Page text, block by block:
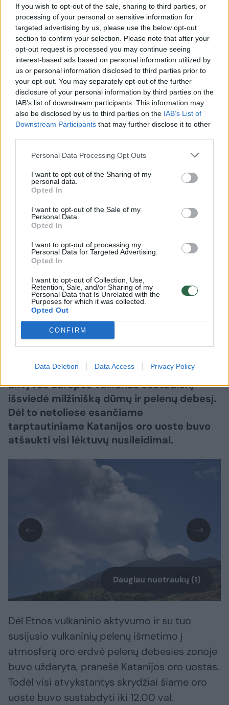
If you wish to opt-out of the sale, sharing to third parties, or
processing of your personal or sensitive information for
targeted advertising by us, please use the below opt-out
section to confirm your selection. Please note that after your
opt-out request is processed you may continue seeing
interest-based ads based on personal information utilized by
us or personal information disclosed to third parties prior to
your opt-out. You may separately opt-out of the further
disclosure of your personal information by third parties on the
IAB’s list of downstream participants. This information may
also be disclosed by us to third parties on the IAB’s List of
Downstream Participants that may further disclose it to other
Personal Data Processing Opt Outs
I want to opt-out of the Sharing of my
personal data.
Opted In
I want to opt-out of the Sale of my
Personal Data.
Opted In
I want to opt-out of processing my
Personal Data for Targeted Advertising.
Opted In
I want to opt-out of Collection, Use,
Retention, Sale, and/or Sharing of my
Personal Data that Is Unrelated with the
Purposes for which it was collected.
Opted Out
CONFIRM
Data Deletion Data Access Privacy Policy
Rodyti komentarus
Prisijungti komentatoriams
Gamta Žemė
Sicilijoje vėl išsiveržė Etnos
ugnikalnis
2026 m. rugpjūčio 8 d. 12:10
Lrytas.lt
Etnos ugnikalnis Sicilijoje. Didžiausias
aktyvus Europos vulkanas šeštadienį
išsviedė milžinišką dūmų ir pelenų debesį.
Dėl to netoliese esančiame
tarptautiniame Katanijos oro uoste buvo
atšaukti visi lėktuvų nusileidimai.
Daugiau nuotraukų (1)
Dėl Etnos vulkaninio aktyvumo ir su tuo
susijusio vulkaninių pelenų išmetimo į
atmosferą oro erdvė pelenų debesies zonoje
buvo uždaryta, pranešė Katanijos oro uostas.
Todėl visi atvykstantys skrydžiai šiame oro
uoste buvo sustabdyti iki 12.00 val.